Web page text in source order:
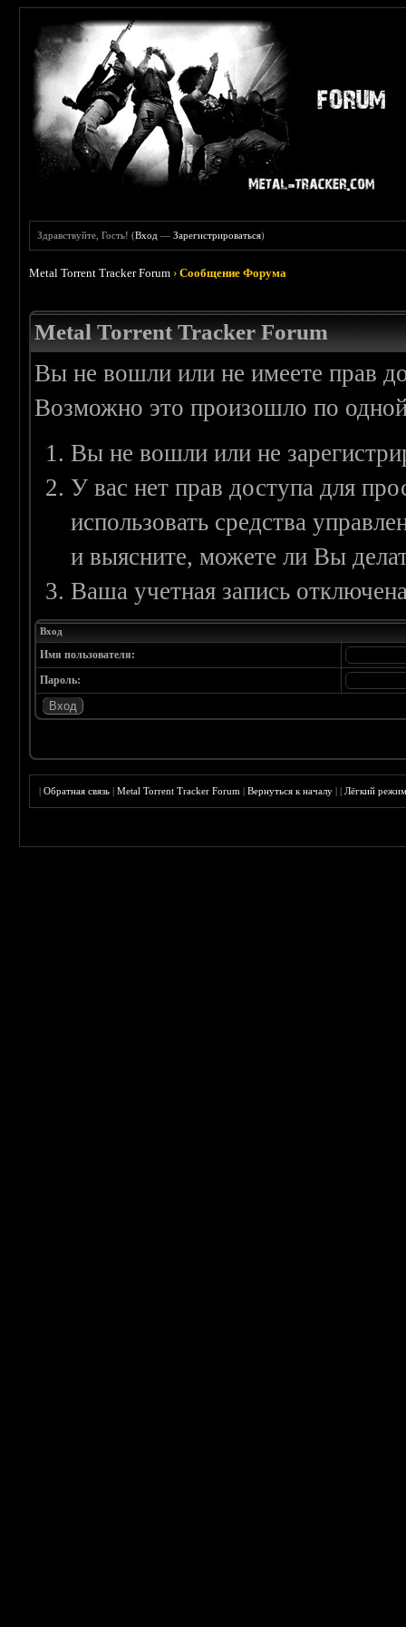
Здравствуйте, Гость! (Вход —Зарегистрироваться)
Metal Torrent Tracker Forum ›Сообщение Форума
Metal Torrent Tracker Forum
Вы не вошли или не имеете прав
Возможно это произошло по
Вы не вошли или не
У вас нет прав доступа для
использовать средства
и выясните, можете ли Вы
Ваша учетная запись
Вход
Имя пользователя:
Пароль:
|Обратная связь |Metal Torrent Tracker Forum |Вернуться к началу ||Лёгкий